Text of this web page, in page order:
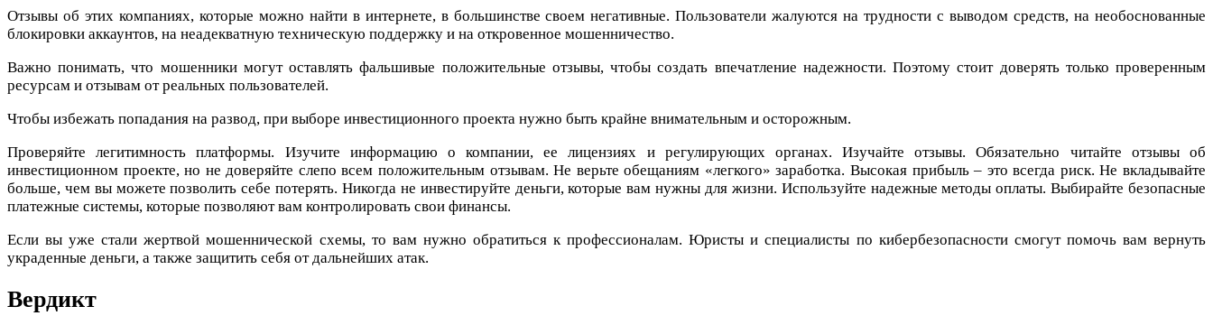
Отзывы об этих компаниях, которые можно найти в интернете, в большинстве своем негативные. Пользователи жалуются на трудности с выводом средств, на необоснованные
блокировки аккаунтов, на неадекватную техническую поддержку и на откровенное мошенничество.
Важно понимать, что мошенники могут оставлять фальшивые положительные отзывы, чтобы создать впечатление надежности. Поэтому стоит доверять только проверенным
ресурсам и отзывам от реальных пользователей.
Чтобы избежать попадания на развод, при выборе инвестиционного проекта нужно быть крайне внимательным и осторожным.
Проверяйте легитимность платформы. Изучите информацию о компании, ее лицензиях и регулирующих органах. Изучайте отзывы. Обязательно читайте отзывы об
инвестиционном проекте, но не доверяйте слепо всем положительным отзывам. Не верьте обещаниям «легкого» заработка. Высокая прибыль – это всегда риск. Не вкладывайте
больше, чем вы можете позволить себе потерять. Никогда не инвестируйте деньги, которые вам нужны для жизни. Используйте надежные методы оплаты. Выбирайте безопасные
платежные системы, которые позволяют вам контролировать свои финансы.
Если вы уже стали жертвой мошеннической схемы, то вам нужно обратиться к профессионалам. Юристы и специалисты по кибербезопасности смогут помочь вам вернуть
украденные деньги, а также защитить себя от дальнейших атак.
Вердикт